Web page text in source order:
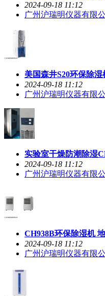
2024-09-18 11:12
广州沪瑞明仪器有限
美国森井S20环保除
2024-09-18 11:12
广州沪瑞明仪器有限
实验室干燥防潮除湿
2024-09-18 11:12
广州沪瑞明仪器有限
CH938B环保除湿机
2024-09-18 11:12
广州沪瑞明仪器有限